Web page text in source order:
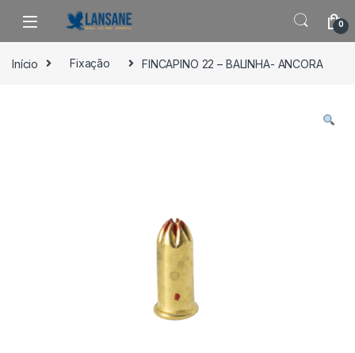
Saltar para navegação
Pular para o conteúdo
0
Início Fixação FINCAPINO 22 – BALINHA- ANCORA